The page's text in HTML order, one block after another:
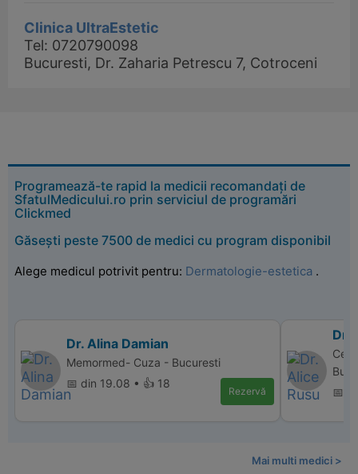
Clinica UltraEstetic
Tel: 0720790098
Bucuresti, Dr. Zaharia Petrescu 7, Cotroceni
Programează-te rapid la medicii recomandați de
SfatulMedicului.ro prin serviciul de programări
Clickmed
Găsești peste 7500 de medici cu program disponibil
Alege medicul potrivit pentru: Dermatologie-estetica .
Dr. Alina Damian
Memormed- Cuza - Bucuresti
📅 din 19.08 • 👍 18
Rezervă
Dr.
📅
Mai multi medici >